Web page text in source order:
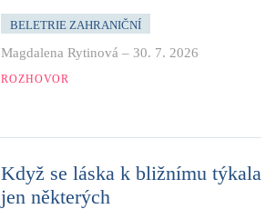
BELETRIE ZAHRANIČNÍ
Magdalena Rytinová – 30. 7. 2026
ROZHOVOR
Když se láska k bližnímu týkala
jen některých